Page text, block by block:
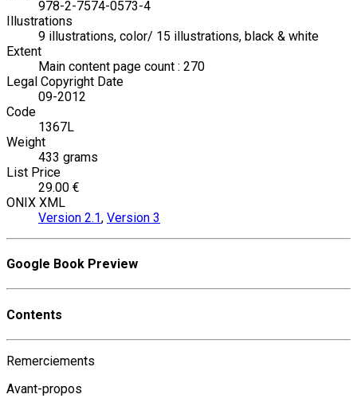
978-2-7574-0573-4
Illustrations
9 illustrations, color/ 15 illustrations, black & white
Extent
Main content page count : 270
Legal Copyright Date
09-2012
Code
1367L
Weight
433 grams
List Price
29.00 €
ONIX XML
Version 2.1, Version 3
Google Book Preview
Contents
Remerciements
Avant-propos